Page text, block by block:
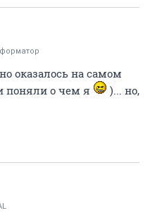
оказалось на самом
поняли о чем я
)... но,